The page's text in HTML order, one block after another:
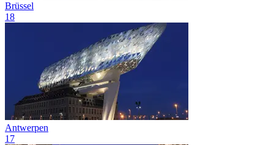
Brüssel
18
Antwerpen
17